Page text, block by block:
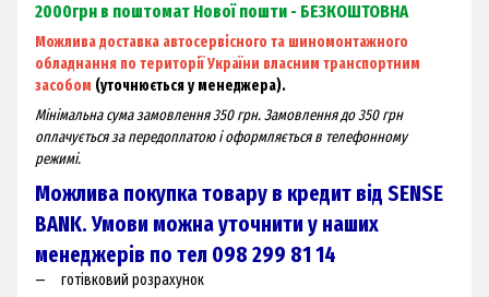
2000грн в поштомат Нової пошти - БЕЗКОШТОВНА
Можлива доставка автосервісного та шиномонтажного
обладнання по території України власним транспортним
засобом (уточнюється у менеджера).
Мінімальна сума замовлення 350 грн. Замовлення до 350 грн
оплачується за передоплатою і оформляється в телефонному
режимі.
Можлива покупка товару в кредит від SENSE
BANK. Умови можна уточнити у наших
менеджерів по тел 098 299 81 14
готівковий розрахунок